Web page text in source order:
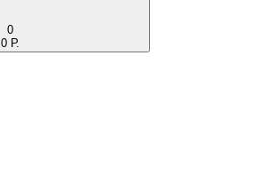
0
0 Р.